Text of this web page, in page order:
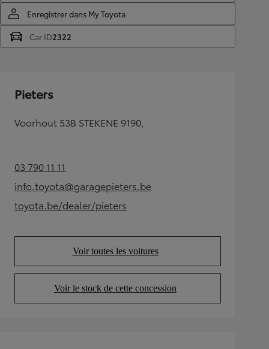
Enregistrer dans My Toyota
Car ID2322
Pieters
Voorhout 53B STEKENE 9190,
03 790 11 11(Opens in new tab)
info.toyota@garagepieters.be
(Opens in new tab)
toyota.be/dealer/pieters
(Opens in new tab)
Voir toutes les voitures
(Opens in new tab)
Voir le stock de cette concession
(Opens in new tab)